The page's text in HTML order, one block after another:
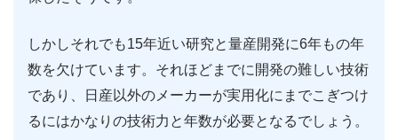
しかしそれでも15年近い研究と量産開発に6年もの年
数を欠けています。それほどまでに開発の難しい技術
であり、日産以外のメーカーが実用化にまでこぎつけ
るにはかなりの技術力と年数が必要となるでしょう。